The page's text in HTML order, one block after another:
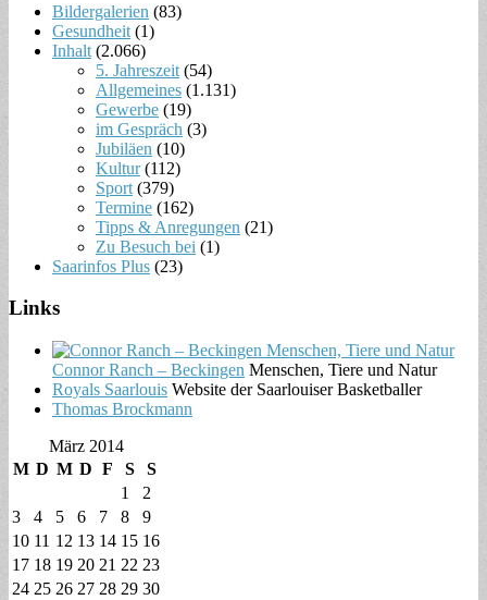
Bildergalerien (83)
Gesundheit (1)
Inhalt (2.066)
5. Jahreszeit (54)
Allgemeines (1.131)
Gewerbe (19)
im Gespräch (3)
Jubiläen (10)
Kultur(112)
Sport (379)
Termine (162)
Tipps & Anregungen (21)
Zu Besuch bei (1)
Saarinfos Plus (23)
Links
Connor Ranch – Beckingen Menschen, Tiere und Natur
Royals Saarlouis Website der Saarlouiser Basketballer
Thomas Brockmann
März 2014
M D M D F S S
1
2
3
4 5 6 7 8
9
10 11 12 13 14 15 16
17 18 19 20 21 22 23
24 25 26 27 28 29 30